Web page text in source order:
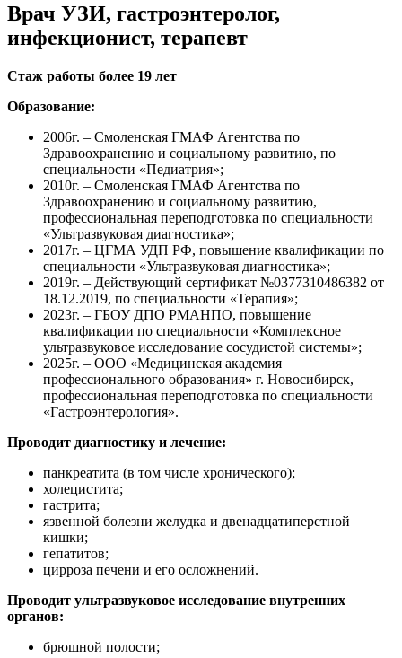
Врач УЗИ, гастроэнтеролог,
инфекционист, терапевт
Стаж работы более 19 лет
Образование:
2006г. – Смоленская ГМАФ Агентства по
Здравоохранению и социальному развитию, по
специальности «Педиатрия»;
2010г. – Смоленская ГМАФ Агентства по
Здравоохранению и социальному развитию,
профессиональная переподготовка по специальности
«Ультразвуковая диагностика»;
2017г. – ЦГМА УДП РФ, повышение квалификации по
специальности «Ультразвуковая диагностика»;
2019г. – Действующий сертификат №0377310486382 от
18.12.2019, по специальности «Терапия»;
2023г. – ГБОУ ДПО РМАНПО, повышение
квалификации по специальности «Комплексное
ультразвуковое исследование сосудистой системы»;
2025г. – ООО «Медицинская академия
профессионального образования» г. Новосибирск,
профессиональная переподготовка по специальности
«Гастроэнтерология».
Проводит диагностику и лечение:
панкреатита (в том числе хронического);
холецистита;
гастрита;
язвенной болезни желудка и двенадцатиперстной
кишки;
гепатитов;
цирроза печени и его осложнений.
Проводит ультразвуковое исследование внутренних
органов:
брюшной полости;